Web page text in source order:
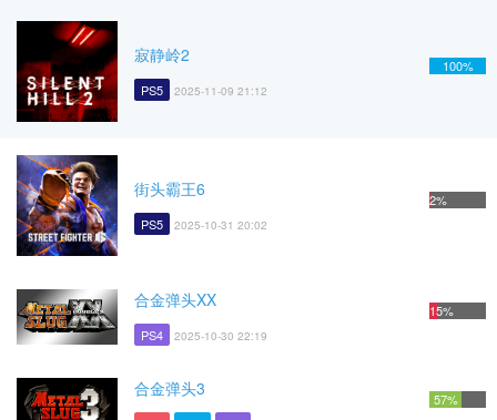
寂静岭2
PS5 2025-11-09 21:12
100%
街头霸王6
PS5 2025-10-31 20:02
2%
合金弹头XX
PS4 2025-10-30 22:19
15%
合金弹头3 57%